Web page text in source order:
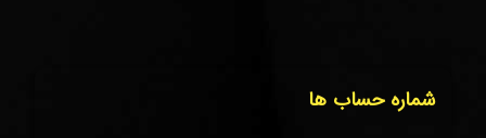
شماره حساب ها